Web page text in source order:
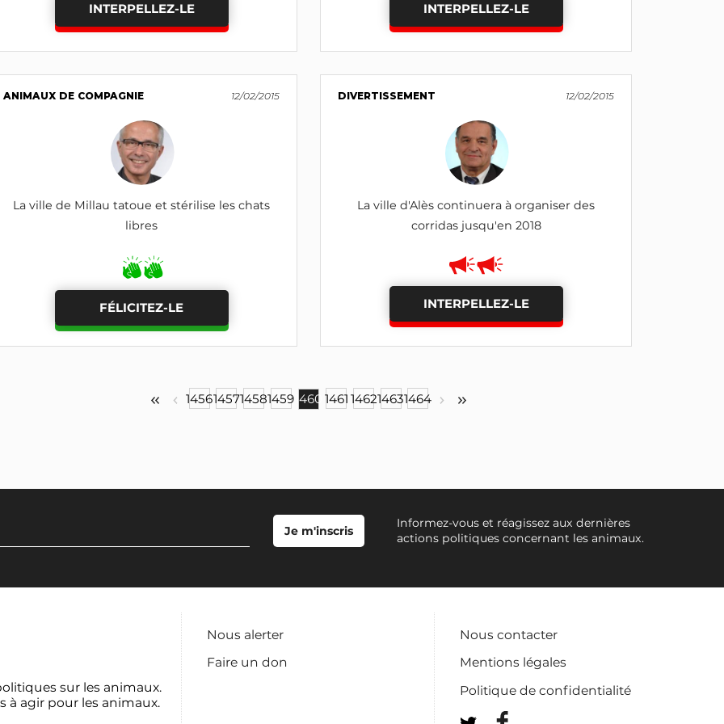
INTERPELLEZ-LE INTERPELLEZ-LE
ANIMAUX DE COMPAGNIE 12/02/2015
La ville de Millau tatoue et stérilise les chats
libres
FÉLICITEZ-LE
DIVERTISSEMENT 12/02/2015
La ville d'Alès continuera à organiser des
corridas jusqu'en 2018
INTERPELLEZ-LE
1456145714581459 1460 1461 146214631464
Informez-vous et réagissez aux dernières
actions politiques concernant les animaux.
sur les animaux.
à agir pour les animaux.
Nous alerter
Faire un don
Nous contacter
Mentions légales
Politique de confidentialité